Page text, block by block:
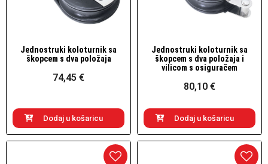
Brzi pogled
Jednostruki koloturnik sa
škopcem s dva položaja
74,45 €
Dodaj u košaricu
Brzi pogled
Jednostruki koloturnik sa
škopcem s dva položaja i
vilicom s osiguračem
80,10 €
Dodaj u košaricu